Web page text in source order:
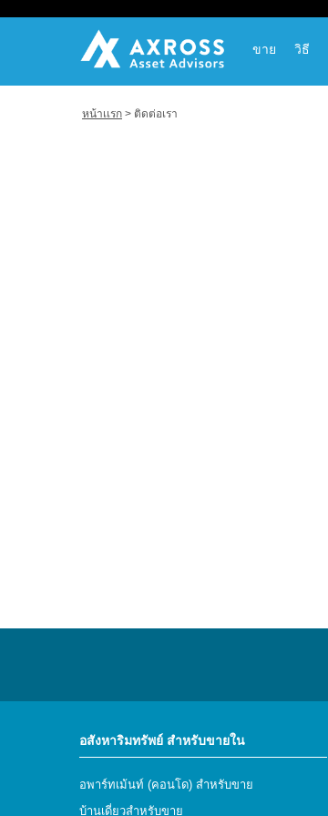
ขาย วิธี
หน้าเเรก > ติดต่อเรา
อสังหาริมทรัพย์ สำหรับขายใน
อพาร์ทเม้นท์ (คอนโด) สำหรับขาย
บ้านเดี่ยวสำหรับขาย